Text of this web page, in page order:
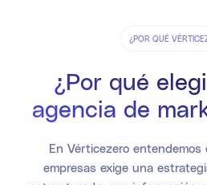
¿POR QUÉ
¿Por qué
agencia de
En Vérticezero
empresas exige una